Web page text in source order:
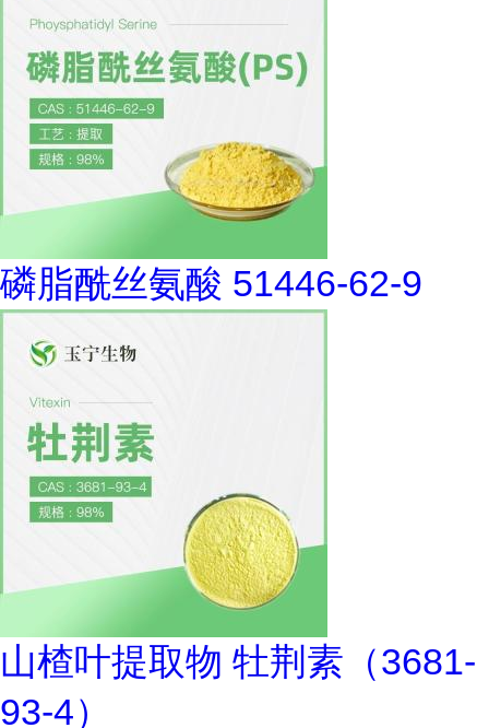
磷脂酰丝氨酸 51446-62-9
山楂叶提取物 牡荆素（3681-
93-4）